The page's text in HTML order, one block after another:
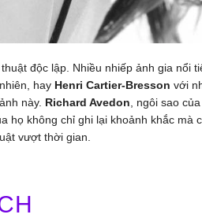
độc lập. Nhiều nhiếp ảnh gia nổi
hay Henri Cartier-Bresson với
này. Richard Avedon , ngôi sao
họ không chỉ ghi lại khoảnh khắc mà
vượt thời gian.